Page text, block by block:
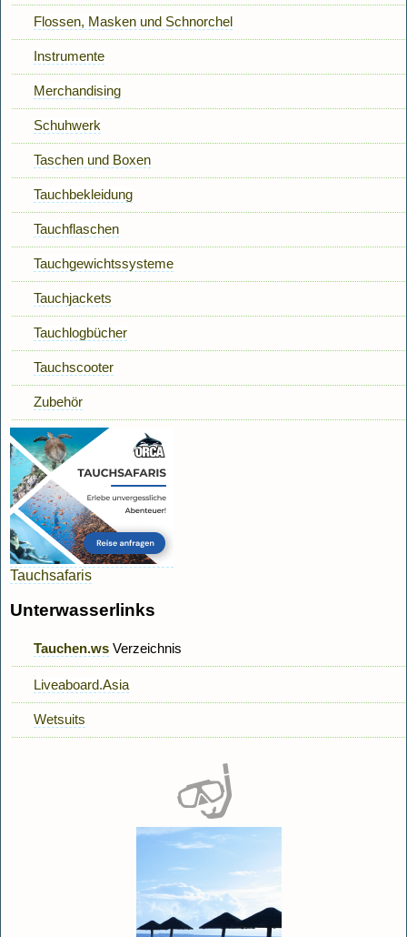
Flossen, Masken und Schnorchel
Instrumente
Merchandising
Schuhwerk
Taschen und Boxen
Tauchbekleidung
Tauchflaschen
Tauchgewichtssysteme
Tauchjackets
Tauchlogbücher
Tauchscooter
Zubehör
Tauchsafaris
Unterwasserlinks
Tauchen.ws Verzeichnis
Liveaboard.Asia
Wetsuits